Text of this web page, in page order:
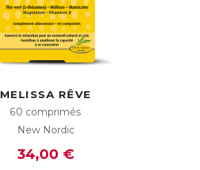
MELISSA RÊVE
60 comprimés
New Nordic
34,00 €